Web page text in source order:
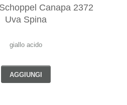
Canapa 2372
Uva Spina
giallo acido
AGGIUNGI